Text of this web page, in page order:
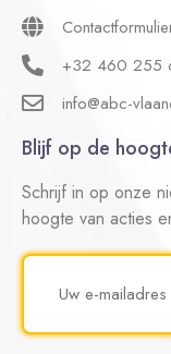
+32 460 255
info@abc-
Blijf op de
Schrijf in op onze
hoogte van acties